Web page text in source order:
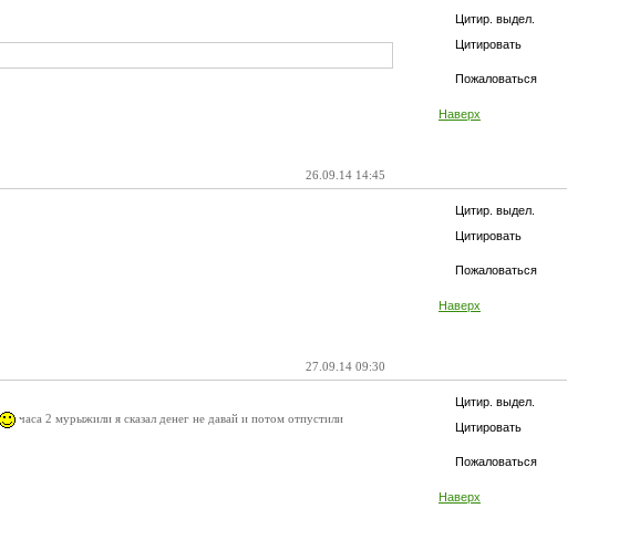
Цитир. выдел.
Цитировать
Пожаловаться
Наверх
26.09.14 14:45
Цитир. выдел.
Цитировать
Пожаловаться
Наверх
27.09.14 09:30
Цитир. выдел.
Цитировать
Пожаловаться
Наверх
часа 2 мурыжили я сказал денег не давай и потом отпустили